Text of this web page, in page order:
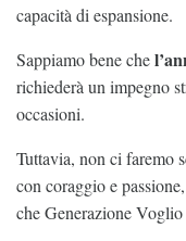
capacità di espansione.
Sappiamo bene che
richiederà un impegno
occasioni.
Tuttavia, non ci faremo
con coraggio e
che Generazione